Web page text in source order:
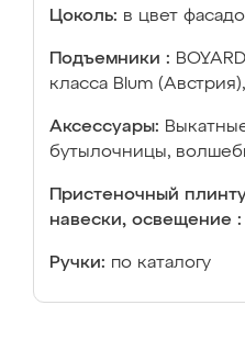
Цоколь: в цвет
Подъемники :
класса Blum
Аксессуары:
бутылочницы,
Пристеночный
навески, освещение :
Ручки: по каталогу